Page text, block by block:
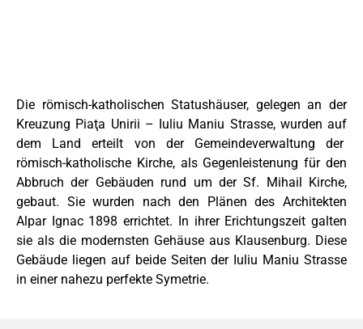
Die römisch-katholischen Statushäuser, gelegen an der
Kreuzung Piaţa Unirii – Iuliu Maniu Strasse, wurden auf
dem Land erteilt von der Gemeindeverwaltung der
römisch-katholische Kirche, als Gegenleistenung für den
Abbruch der Gebäuden rund um der Sf. Mihail Kirche,
gebaut. Sie wurden nach den Plänen des Architekten
Alpar Ignac 1898 errichtet. In ihrer Erichtungszeit galten
sie als die modernsten Gehäuse aus Klausenburg. Diese
Gebäude liegen auf beide Seiten der Iuliu Maniu Strasse
in einer nahezu perfekte Symetrie.